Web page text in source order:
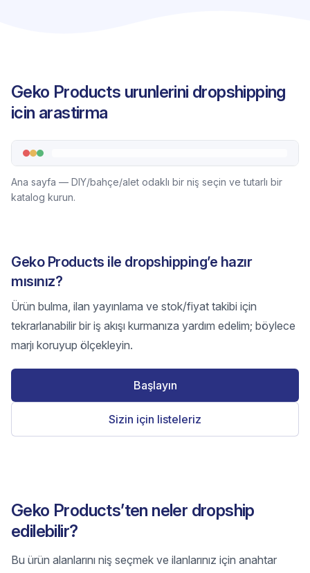
Geko Products urunlerini dropshipping
icin arastirma
Ana sayfa — DIY/bahçe/alet odaklı bir niş seçin ve tutarlı bir
katalog kurun.
Geko Products ile dropshipping’e hazır
mısınız?
Ürün bulma, ilan yayınlama ve stok/fiyat takibi için
tekrarlanabilir bir iş akışı kurmanıza yardım edelim; böylece
marjı koruyup ölçekleyin.
Başlayın
Sizin için listeleriz
Geko Products’ten neler dropship
edilebilir?
Bu ürün alanlarını niş seçmek ve ilanlarınız için anahtar